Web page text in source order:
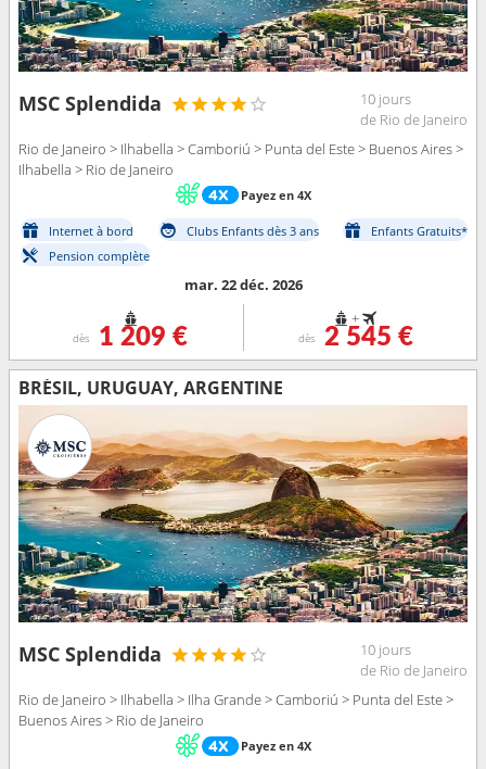
MSC Splendida
10 jours
de Rio de Janeiro
Rio de Janeiro > Ilhabella > Camboriú > Punta del Este > Buenos Aires >
Ilhabella > Rio de Janeiro
Payez en 4X
Internet à bord Clubs Enfants dès 3 ans
Enfants Gratuits*
Pension complète
mar. 22 déc. 2026
dès 1 209 €
+
dès 2 545 €
BRÉSIL, URUGUAY, ARGENTINE
MSC Splendida
10 jours
de Rio de Janeiro
Rio de Janeiro > Ilhabella > Ilha Grande > Camboriú > Punta del Este >
Buenos Aires > Rio de Janeiro
Payez en 4X